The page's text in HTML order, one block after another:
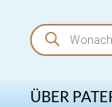
Products
search
ÜBER